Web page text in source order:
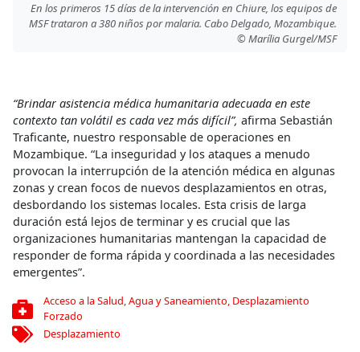
En los primeros 15 días de la intervención en Chiure, los equipos de
MSF trataron a 380 niños por malaria. Cabo Delgado, Mozambique.
© Marília Gurgel/MSF
“Brindar asistencia médica humanitaria adecuada en este
contexto tan volátil es cada vez más difícil”, afirma Sebastián
Traficante, nuestro responsable de operaciones en
Mozambique. “La inseguridad y los ataques a menudo
provocan la interrupción de la atención médica en algunas
zonas y crean focos de nuevos desplazamientos en otras,
desbordando los sistemas locales. Esta crisis de larga
duración está lejos de terminar y es crucial que las
organizaciones humanitarias mantengan la capacidad de
responder de forma rápida y coordinada a las necesidades
emergentes”.
Acceso a la Salud,Agua y Saneamiento, Desplazamiento
Forzado
Desplazamiento